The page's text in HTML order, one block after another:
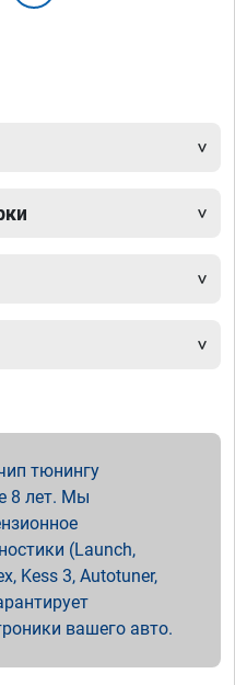
тюнингу
8 лет. Мы
(Launch,
Kess 3, Autotuner,
вашего авто.